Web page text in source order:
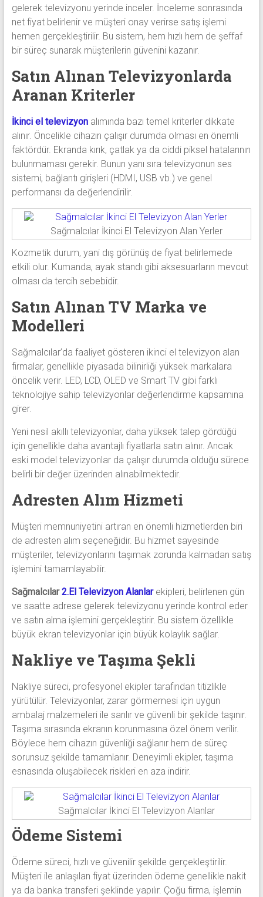
gelerek televizyonu yerinde inceler. İnceleme sonrasında
net fiyat belirlenir ve müşteri onay verirse satış işlemi
hemen gerçekleştirilir. Bu sistem, hem hızlı hem de şeffaf
bir süreç sunarak müşterilerin güvenini kazanır.
Satın Alınan Televizyonlarda
Aranan Kriterler
İkinci el televizyonalımında bazı temel kriterler dikkate
alınır. Öncelikle cihazın çalışır durumda olması en önemli
faktördür. Ekranda kırık, çatlak ya da ciddi piksel hatalarının
bulunmaması gerekir. Bunun yanı sıra televizyonun ses
sistemi, bağlantı girişleri (HDMI, USB vb.) ve genel
performansı da değerlendirilir.
Sağmalcılar İkinci El Televizyon Alan Yerler
Kozmetik durum, yani dış görünüş de fiyat belirlemede
etkili olur. Kumanda, ayak standı gibi aksesuarların mevcut
olması da tercih sebebidir.
Satın Alınan TV Marka ve
Modelleri
Sağmalcılar’da faaliyet gösteren ikinci el televizyon alan
firmalar, genellikle piyasada bilinirliği yüksek markalara
öncelik verir. LED, LCD, OLED ve Smart TV gibi farklı
teknolojiye sahip televizyonlar değerlendirme kapsamına
girer.
Yeni nesil akıllı televizyonlar, daha yüksek talep gördüğü
için genellikle daha avantajlı fiyatlarla satın alınır. Ancak
eski model televizyonlar da çalışır durumda olduğu sürece
belirli bir değer üzerinden alınabilmektedir.
Adresten Alım Hizmeti
Müşteri memnuniyetini artıran en önemli hizmetlerden biri
de adresten alım seçeneğidir. Bu hizmet sayesinde
müşteriler, televizyonlarını taşımak zorunda kalmadan satış
işlemini tamamlayabilir.
Sağmalcılar2.El Televizyon Alanlarekipleri, belirlenen gün
ve saatte adrese gelerek televizyonu yerinde kontrol eder
ve satın alma işlemini gerçekleştirir. Bu sistem özellikle
büyük ekran televizyonlar için büyük kolaylık sağlar.
Nakliye ve Taşıma Şekli
Nakliye süreci, profesyonel ekipler tarafından titizlikle
yürütülür. Televizyonlar, zarar görmemesi için uygun
ambalaj malzemeleri ile sarılır ve güvenli bir şekilde taşınır.
Taşıma sırasında ekranın korunmasına özel önem verilir.
Böylece hem cihazın güvenliği sağlanır hem de süreç
sorunsuz şekilde tamamlanır. Deneyimli ekipler, taşıma
esnasında oluşabilecek riskleri en aza indirir.
Sağmalcılar İkinci El Televizyon Alanlar
Ödeme Sistemi
Ödeme süreci, hızlı ve güvenilir şekilde gerçekleştirilir.
Müşteri ile anlaşılan fiyat üzerinden ödeme genellikle nakit
ya da banka transferi şeklinde yapılır. Çoğu firma, işlemin